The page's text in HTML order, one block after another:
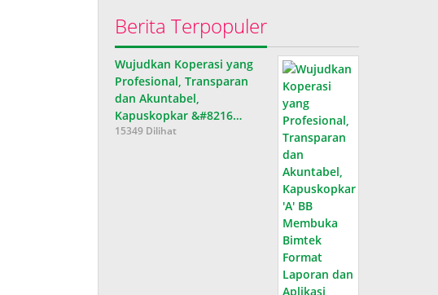
Berita Terpopuler
Wujudkan Koperasi yang
Profesional, Transparan
dan Akuntabel,
Kapuskopkar &#8216…
15349 Dilihat